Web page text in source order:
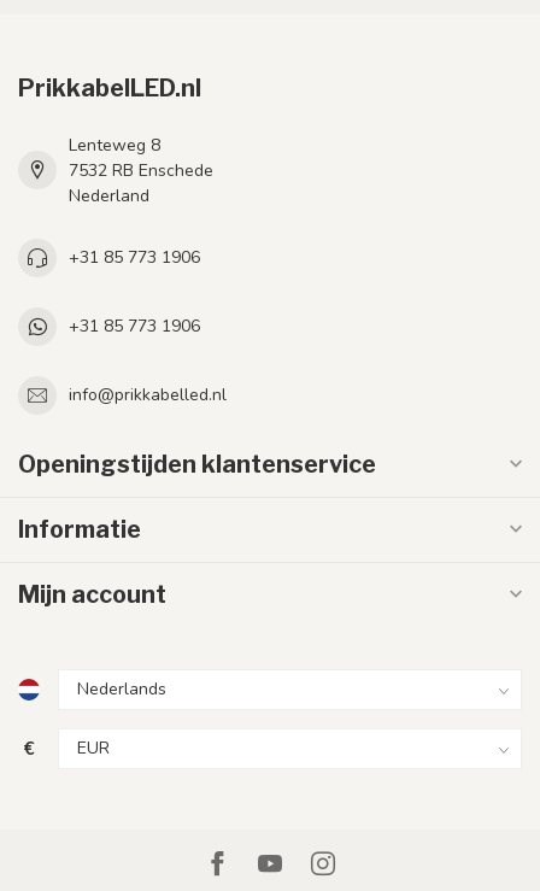
PrikkabelLED.nl
Lenteweg 8
7532 RB Enschede
Nederland
+31 85 773 1906
+31 85 773 1906
info@prikkabelled.nl
Openingstijden klantenservice
Informatie
Mijn account
€